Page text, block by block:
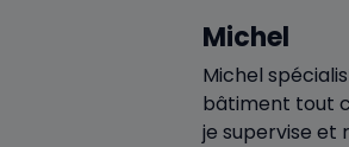
Michel
Michel
bâtiment tout
je supervise et